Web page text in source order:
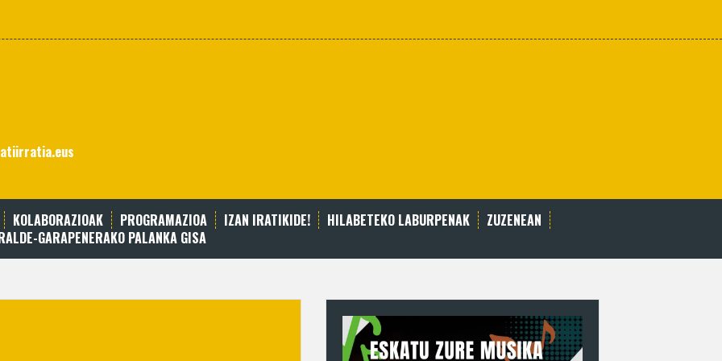
KOLABORAZIOAK PROGRAMAZIOA IZAN IRATIKIDE! HILABETEKO LABURPENAK
ZUZENEAN
GARAPENERAKO PALANKA GISA